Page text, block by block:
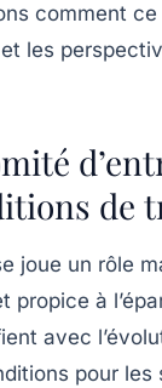
comment
les
de
joue un rôle
à
avec
pour les